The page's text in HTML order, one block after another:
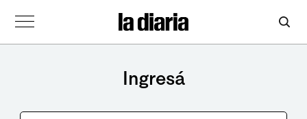
Ingresá